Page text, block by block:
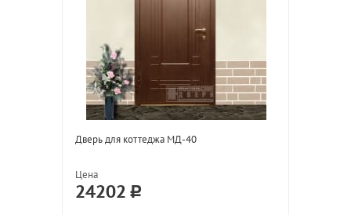
Дверь для коттеджа МД-40
Цена
24202